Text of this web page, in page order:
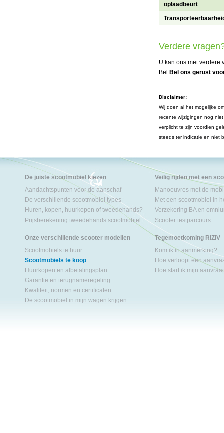
oplaadbeurt
Verdere
U kan ons met verdere
Bel
Bel ons gerust
Disclaimer:
Wij doen al het mogelijke
recente wijzigingen nog
verplicht te zijn voordien
steeds ter indicatie en niet
De juiste scootmobiel kiezen
Aandachtspunten voor de aanschaf
De verschillende scootmobiel types
Huren, kopen, huurkopen of tweedehands?
Prijsberekening tweedehands scootmobiel
Onze verschillende scooter modellen
Scootmobiels te huur
Scootmobiels te koop
Huurkopen en afbetalingsplan
Garantie en terugnameregeling
Kwaliteit, normen en certificaten
De scootmobiel in mijn wagen krijgen
Veilig rijden met een
Manoeuvres met de
Met een scootmobiel in
Verzekering BA en
Scooter testparcours
Tegemoetkoming RIZIV
Kom ik in aanmerking?
Hoe verloopt een
Hoe start ik mijn